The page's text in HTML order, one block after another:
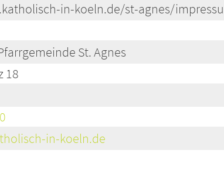
in-koeln.de/st-agnes/
St. Agnes
18
in-koeln.de